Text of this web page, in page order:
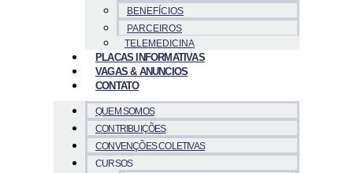
BENEFÍCIOS
PARCEIROS
TELEMEDICINA
PLACAS INFORMATIVAS
VAGAS & ANUNCIOS
CONTATO
QUEM SOMOS
CONTRIBUIÇÕES
CONVENÇÕES COLETIVAS
CURSOS